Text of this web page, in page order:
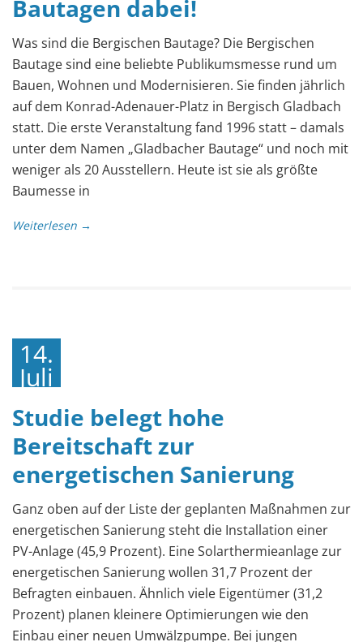
Bautagen dabei!
Was sind die Bergischen Bautage? Die Bergischen
Bautage sind eine beliebte Publikumsmesse rund um
Bauen, Wohnen und Modernisieren. Sie finden jährlich
auf dem Konrad-Adenauer-Platz in Bergisch Gladbach
statt. Die erste Veranstaltung fand 1996 statt – damals
unter dem Namen „Gladbacher Bautage“ und noch mit
weniger als 20 Ausstellern. Heute ist sie als größte
Baumesse in
Weiterlesen →
14.
Juli
2023
Studie belegt hohe
Bereitschaft zur
energetischen Sanierung
Ganz oben auf der Liste der geplanten Maßnahmen zur
energetischen Sanierung steht die Installation einer
PV-Anlage (45,9 Prozent). Eine Solarthermieanlage zur
energetischen Sanierung wollen 31,7 Prozent der
Befragten einbauen. Ähnlich viele Eigentümer (31,2
Prozent) planen kleinere Optimierungen wie den
Einbau einer neuen Umwälzpumpe. Bei jungen